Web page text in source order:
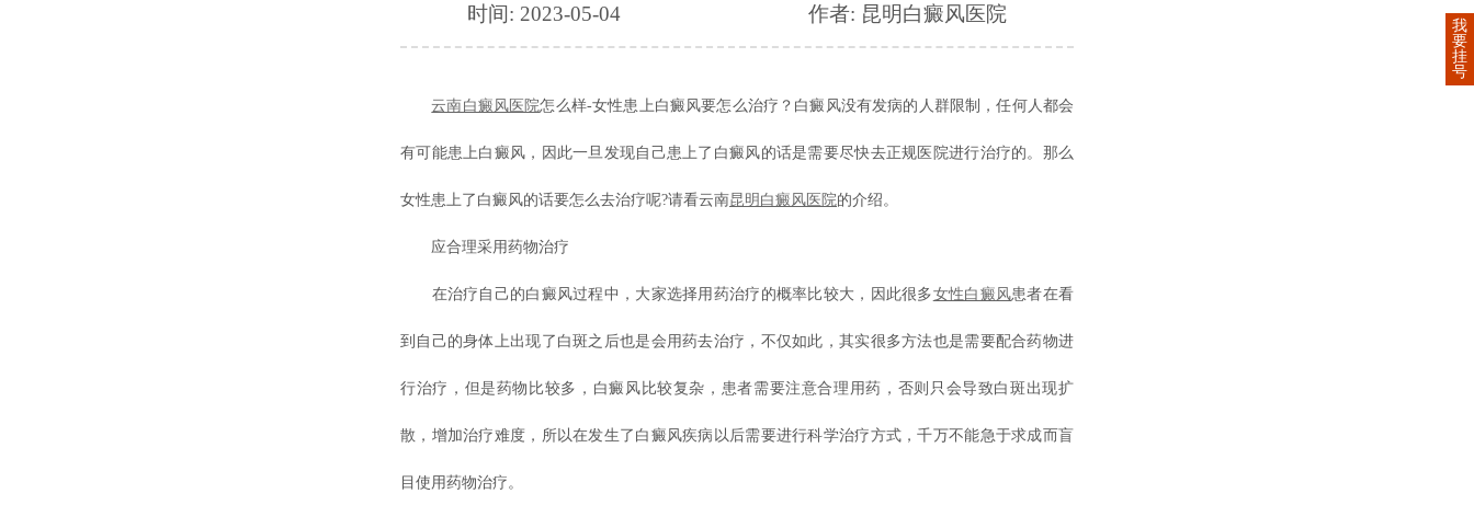
时间: 2023-05-04 作者: 昆明白癜风医院
云南白癜风医院怎么样-女性患上白癜风要怎么治疗？白癜风没有发病的人群限制，任何人都会
有可能患上白癜风，因此一旦发现自己患上了白癜风的话是需要尽快去正规医院进行治疗的。那么
女性患上了白癜风的话要怎么去治疗呢?请看云南昆明白癜风医院的介绍。
应合理采用药物治疗
在治疗自己的白癜风过程中，大家选择用药治疗的概率比较大，因此很多女性白癜风患者在看
到自己的身体上出现了白斑之后也是会用药去治疗，不仅如此，其实很多方法也是需要配合药物进
行治疗，但是药物比较多，白癜风比较复杂，患者需要注意合理用药，否则只会导致白斑出现扩
散，增加治疗难度，所以在发生了白癜风疾病以后需要进行科学治疗方式，千万不能急于求成而盲
目使用药物治疗。
我
要
挂
号